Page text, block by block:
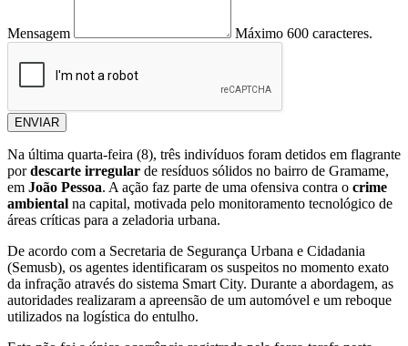
Mensagem Máximo 600 caracteres.
ENVIAR
Na última quarta-feira (8), três indivíduos foram detidos em flagrante
pordescarte irregular de resíduos sólidos no bairro de Gramame,
em João Pessoa. A ação faz parte de uma ofensiva contra o crime
ambiental na capital, motivada pelo monitoramento tecnológico de
áreas críticas para a zeladoria urbana.
De acordo com a Secretaria de Segurança Urbana e Cidadania
(Semusb), os agentes identificaram os suspeitos no momento exato
da infração através do sistema Smart City. Durante a abordagem, as
autoridades realizaram a apreensão de um automóvel e um reboque
utilizados na logística do entulho.